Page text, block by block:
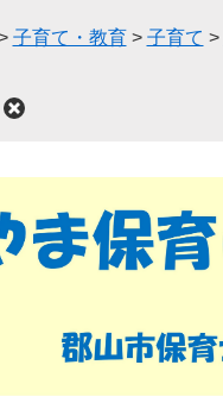
子育て・教育 > 子育て >